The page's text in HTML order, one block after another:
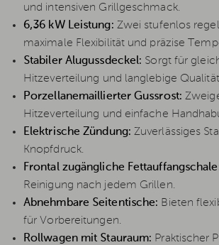
und intensiven Grillgeschmack.
6,36 kW Leistung: Zwei stufenlos
maximale Flexibilität und präzise
Stabiler Alugussdeckel: Sorgt für
Hitzeverteilung und langlebige
Porzellanemaillierter Gussrost:
Hitzeverteilung und einfache
Elektrische Zündung: Zuverlässiges
Knopfdruck.
Frontal zugängliche
Reinigung nach jedem Grillen.
Abnehmbare Seitentische: Bieten
für Vorbereitungen.
Rollwagen mit Stauraum: Praktischer